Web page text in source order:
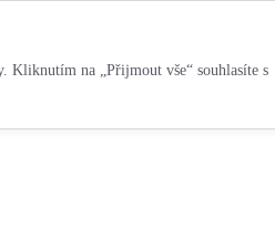
Kliknutím na „Přijmout vše“ souhlasíte s